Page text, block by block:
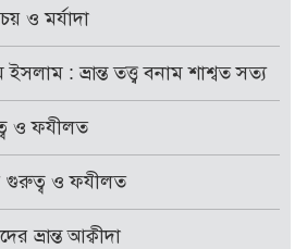
ও মর্যাদা
: ভ্রান্ত তত্ত্ব বনাম শাশ্বত সত্য
ও ফযীলত
গুরুত্ব ও ফযীলত
ভ্রান্ত আক্বীদা